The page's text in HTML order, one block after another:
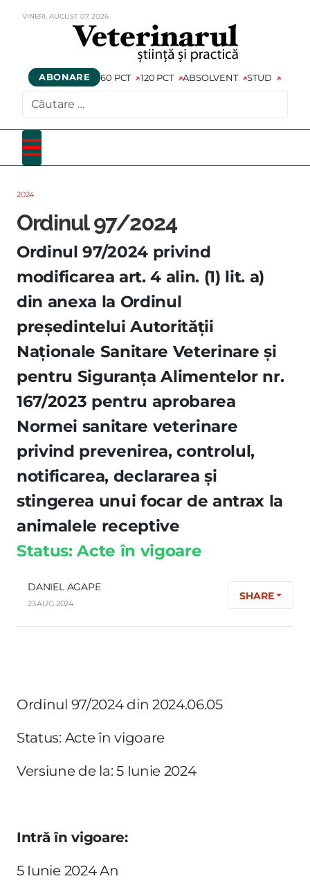
VINERI, AUGUST 07,2026
ABONARE 60 PCT 120 PCT ABSOLVENT STUD
2024
Ordinul 97/2024
Ordinul 97/2024 privind
modificarea art. 4 alin. (1) lit. a)
din anexa la Ordinul
preşedintelui Autorităţii
Naţionale Sanitare Veterinare şi
pentru Siguranţa Alimentelor nr.
167/2023 pentru aprobarea
Normei sanitare veterinare
privind prevenirea, controlul,
notificarea, declararea şi
stingerea unui focar de antrax la
animalele receptive
Status: Acte în vigoare
DANIEL AGAPE
23.AUG.2024
SHARE
Ordinul 97/2024 din 2024.06.05
Status: Acte în vigoare
Versiune de la: 5 Iunie 2024
Intră în vigoare:
5 Iunie 2024 An